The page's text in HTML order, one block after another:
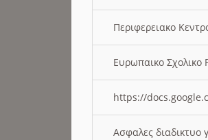
Περιφερειακο
Ευρωπαικο
https://
Ασφαλες διαδικτυο